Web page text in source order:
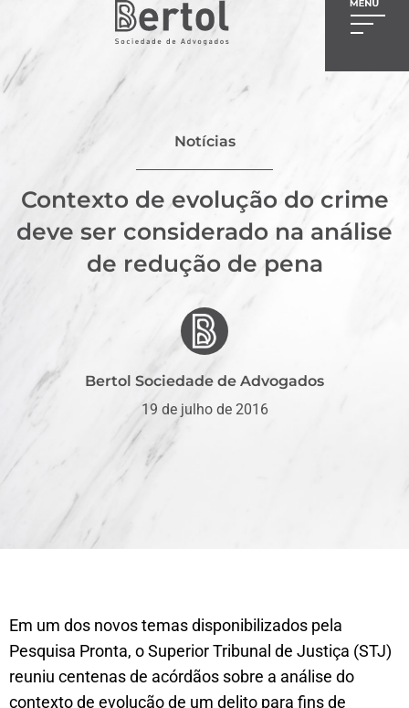
Notícias
Contexto de evolução do crime
deve ser considerado na análise
de redução de pena
Bertol Sociedade de Advogados
19 de julho de 2016
Em um dos novos temas disponibilizados pela
Pesquisa Pronta, o Superior Tribunal de Justiça (STJ)
reuniu centenas de acórdãos sobre a análise do
contexto de evolução de um delito para fins de